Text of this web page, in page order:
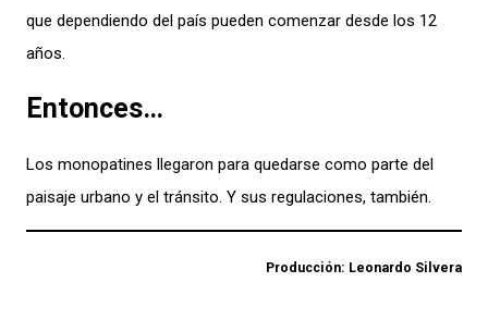
que dependiendo del país pueden comenzar desde los 12
años.
Entonces…
Los monopatines llegaron para quedarse como parte del
paisaje urbano y el tránsito. Y sus regulaciones, también.
Producción: Leonardo Silvera